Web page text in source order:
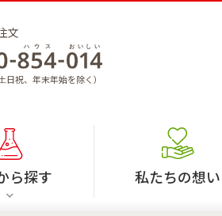
文
日祝、年末年始を除く）
ら探す 私たちの想い